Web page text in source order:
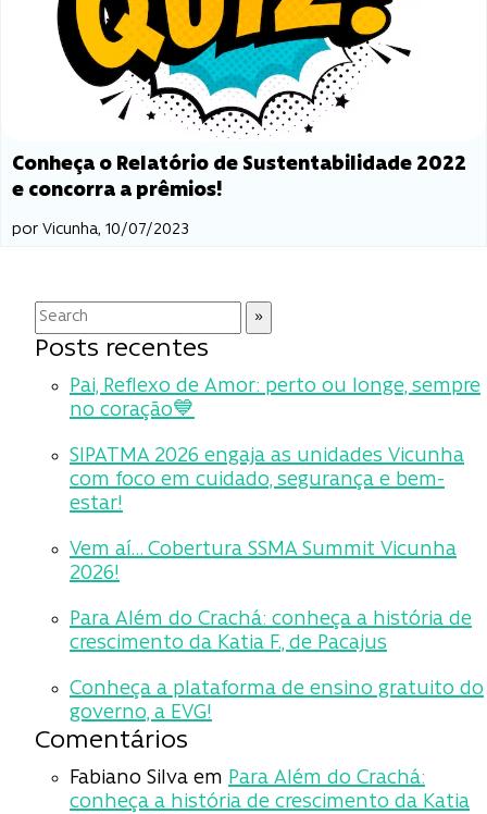
Conheça o Relatório de Sustentabilidade 2022
e concorra a prêmios!
por Vicunha, 10/07/2023
Posts recentes
Pai, Reflexo de Amor: perto ou longe, sempre
no coração💙
SIPATMA 2026 engaja as unidades Vicunha
com foco em cuidado, segurança e bem-
estar!
Vem aí… Cobertura SSMA Summit Vicunha
2026!
Para Além do Crachá: conheça a história de
crescimento da Katia F., de Pacajus
Conheça a plataforma de ensino gratuito do
governo, a EVG!
Comentários
Fabiano Silva em Para Além do Crachá:
conheça a história de crescimento da Katia